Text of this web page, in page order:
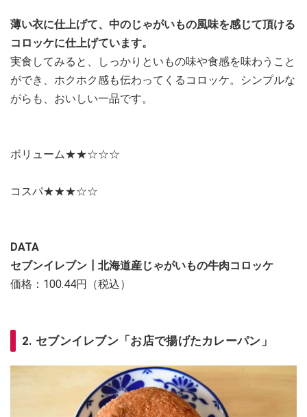
薄い衣に仕上げて、中のじゃがいもの風味を感じて頂ける
コロッケに仕上げています。
実食してみると、しっかりといもの味や食感を味わうこと
ができ、ホクホク感も伝わってくるコロッケ。シンプルな
がらも、おいしい一品です。
ボリューム★★☆☆☆
コスパ★★★☆☆
DATA
セブンイレブン┃北海道産じゃがいもの牛肉コロッケ
価格：100.44円（税込）
2. セブンイレブン「お店で揚げたカレーパン」